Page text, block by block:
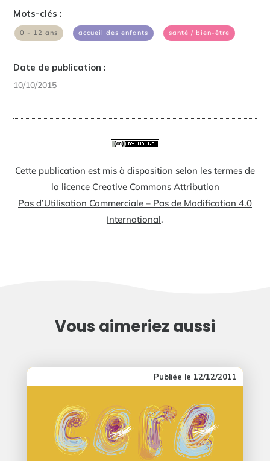
Mots-clés :
0 - 12 ans accueil des enfants santé / bien-être
Date de publication :
10/10/2015
Cette publication est mis à disposition selon les termes de
la licence Creative Commons Attribution
Pas d’Utilisation Commerciale – Pas de Modification 4.0
International.
Vous aimeriez aussi
12/12/2011